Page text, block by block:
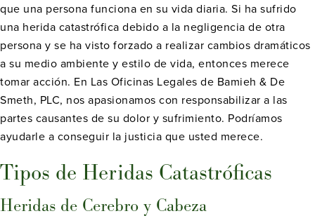
que una persona funciona en su vida diaria. Si ha sufrido
una herida catastrófica debido a la negligencia de otra
persona y se ha visto forzado a realizar cambios dramáticos
a su medio ambiente y estilo de vida, entonces merece
tomar acción. En Las Oficinas Legales de Bamieh & De
Smeth, PLC, nos apasionamos con responsabilizar a las
partes causantes de su dolor y sufrimiento. Podríamos
ayudarle a conseguir la justicia que usted merece.
Tipos de Heridas Catastróficas
Heridas de Cerebro y Cabeza